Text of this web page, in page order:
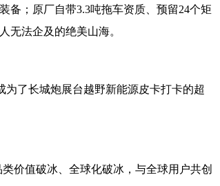
备；原厂自带3.3吨拖车资质、预留24个矩
无法企及的绝美山海。
了长城炮展台越野新能源皮卡打卡的超
价值破冰、全球化破冰，与全球用户共创